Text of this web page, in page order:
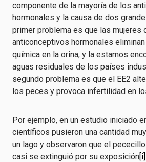
componente de la mayoría de los
hormonales y la causa de dos
primer problema es que las mujeres
anticonceptivos hormonales
química en la orina, y la estamos
aguas residuales de los países
segundo problema es que el EE2
los peces y provoca infertilidad en
Por ejemplo, en un estudio iniciado
científicos pusieron una cantidad
un lago y observaron que el
casi se extinguió por su exposición[i]